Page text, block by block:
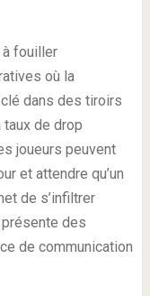
fouiller
où la
dans des tiroirs
de drop
joueurs peuvent
et attendre qu’un
de s’infiltrer
des
de communication